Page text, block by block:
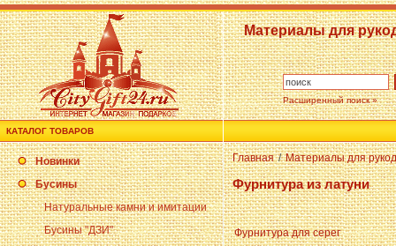
Материалы для
Расширенный поиск »
КАТАЛОГ ТОВАРОВ
Новинки
Бусины
Натуральные камни и имитации
Бусины "ДЗИ"
Главная / Материалы для
Фурнитура из латуни
Фурнитура для серег